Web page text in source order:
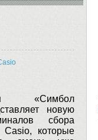
«Симбол
новую
сбора
Casio, которые